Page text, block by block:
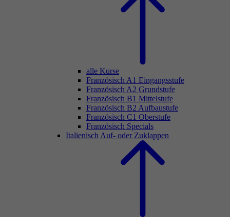
alle Kurse
Französisch A1 Eingangsstufe
Französisch A2 Grundstufe
Französisch B1 Mittelstufe
Französisch B2 Aufbaustufe
Französisch C1 Oberstufe
Französisch Specials
Italienisch Auf- oder Zuklappen